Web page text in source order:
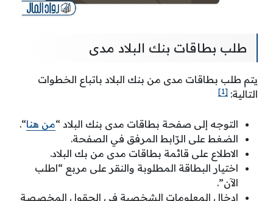
طلب بطاقات بنك البلاد مدى
يتم طلب بطاقات مدى من بنك البلاد باتباع الخطوات
التالية: [1]
التوجه إلى صفحة بطاقات مدى بنك البلاد “من هنا“.
الضغط على الرّابط المرفق في الصفحة.
الاطلاع على قائمة بطاقات مدى من بك البلاد.
اختيار البطاقة المطلوبة والنقر على مربع “اطلب
الآن”.
إدخال المعلومات الشخصية في الحقول المخصصة